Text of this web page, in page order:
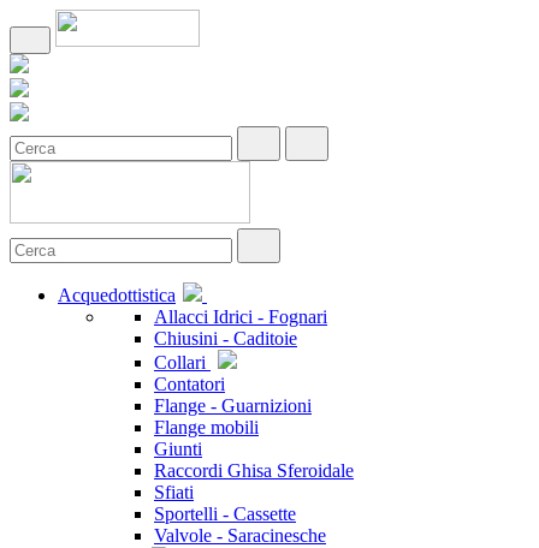
Acquedottistica
Allacci Idrici - Fognari
Chiusini - Caditoie
Collari
Contatori
Flange - Guarnizioni
Flange mobili
Giunti
Raccordi Ghisa Sferoidale
Sfiati
Sportelli - Cassette
Valvole - Saracinesche